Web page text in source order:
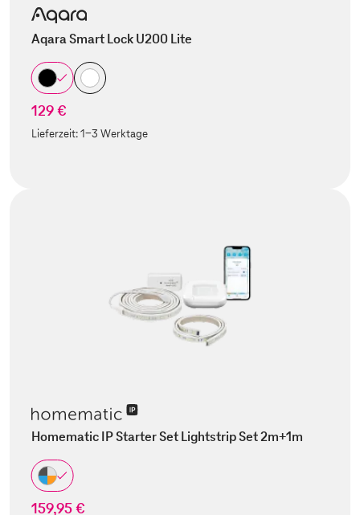
Aqara Smart Lock U200 Lite
129 €
Lieferzeit:1-3 Werktage
Homematic IP Starter Set Lightstrip Set 2m+1m
159,95 €